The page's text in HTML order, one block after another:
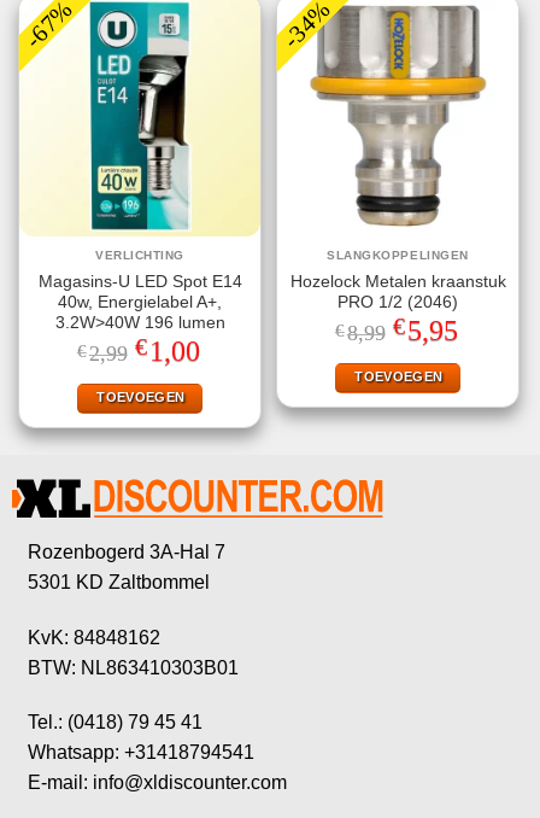
-67%
VERLICHTING
Magasins-U LED Spot E14
40w, Energielabel A+,
3.2W>40W 196 lumen
€2,99 Oorspronkelijke
prijs
was:
€2,99.
€1,00
is:
€1,00.
TOEVOEGEN
-34%
SLANGKOPPELINGEN
Hozelock Metalen kraanstuk
PRO 1/2 (2046)
€8,99 Oorspronkelijke
prijs
was:
€8,99.
€5,95
is:
€5,95.
TOEVOEGEN
Rozenbogerd 3A-Hal 7
5301 KD Zaltbommel
KvK: 84848162
BTW: NL863410303B01
Tel.: (0418) 79 45 41
Whatsapp: +31418794541
E-mail: info@xldiscounter.com